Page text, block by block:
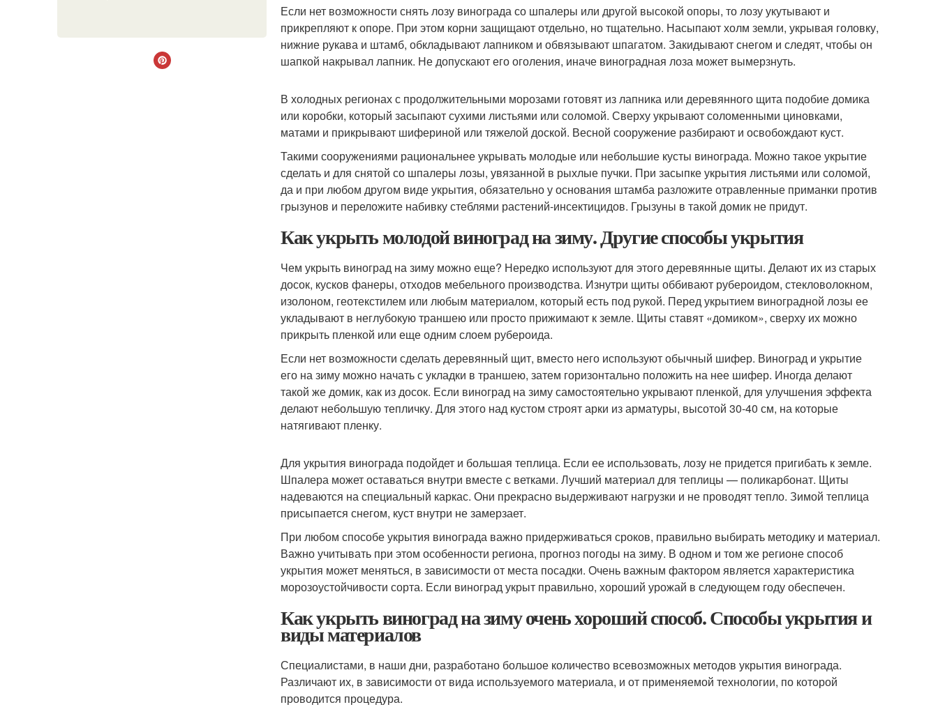
Если нет возможности снять лозу винограда со шпалеры или другой высокой опоры, то лозу укутывают и
прикрепляют к опоре. При этом корни защищают отдельно, но тщательно. Насыпают холм земли, укрывая головку,
нижние рукава и штамб, обкладывают лапником и обвязывают шпагатом. Закидывают снегом и следят, чтобы он
шапкой накрывал лапник. Не допускают его оголения, иначе виноградная лоза может вымерзнуть.
В холодных регионах с продолжительными морозами готовят из лапника или деревянного щита подобие домика
или коробки, который засыпают сухими листьями или соломой. Сверху укрывают соломенными циновками,
матами и прикрывают шифериной или тяжелой доской. Весной сооружение разбирают и освобождают куст.
Такими сооружениями рациональнее укрывать молодые или небольшие кусты винограда. Можно такое укрытие
сделать и для снятой со шпалеры лозы, увязанной в рыхлые пучки. При засыпке укрытия листьями или соломой,
да и при любом другом виде укрытия, обязательно у основания штамба разложите отравленные приманки против
грызунов и переложите набивку стеблями растений-инсектицидов. Грызуны в такой домик не придут.
Как укрыть молодой виноград на зиму. Другие способы укрытия
Чем укрыть виноград на зиму можно еще? Нередко используют для этого деревянные щиты. Делают их из старых
досок, кусков фанеры, отходов мебельного производства. Изнутри щиты оббивают рубероидом, стекловолокном,
изолоном, геотекстилем или любым материалом, который есть под рукой. Перед укрытием виноградной лозы ее
укладывают в неглубокую траншею или просто прижимают к земле. Щиты ставят «домиком», сверху их можно
прикрыть пленкой или еще одним слоем рубероида.
Если нет возможности сделать деревянный щит, вместо него используют обычный шифер. Виноград и укрытие
его на зиму можно начать с укладки в траншею, затем горизонтально положить на нее шифер. Иногда делают
такой же домик, как из досок. Если виноград на зиму самостоятельно укрывают пленкой, для улучшения эффекта
делают небольшую тепличку. Для этого над кустом строят арки из арматуры, высотой 30-40 см, на которые
натягивают пленку.
Для укрытия винограда подойдет и большая теплица. Если ее использовать, лозу не придется пригибать к земле.
Шпалера может оставаться внутри вместе с ветками. Лучший материал для теплицы — поликарбонат. Щиты
надеваются на специальный каркас. Они прекрасно выдерживают нагрузки и не проводят тепло. Зимой теплица
присыпается снегом, куст внутри не замерзает.
При любом способе укрытия винограда важно придерживаться сроков, правильно выбирать методику и материал.
Важно учитывать при этом особенности региона, прогноз погоды на зиму. В одном и том же регионе способ
укрытия может меняться, в зависимости от места посадки. Очень важным фактором является характеристика
морозоустойчивости сорта. Если виноград укрыт правильно, хороший урожай в следующем году обеспечен.
Как укрыть виноград на зиму очень хороший способ. Способы укрытия и
виды материалов
Специалистами, в наши дни, разработано большое количество всевозможных методов укрытия винограда.
Различают их, в зависимости от вида используемого материала, и от применяемой технологии, по которой
проводится процедура.